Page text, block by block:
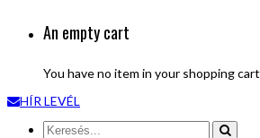
An empty cart
You have no item in your shopping cart
HÍR LEVÉL